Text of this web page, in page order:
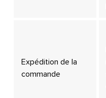
Expédition de la
commande